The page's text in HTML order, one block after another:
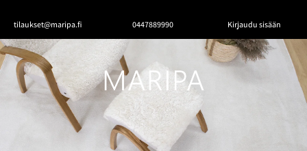
tilaukset@maripa.fi 0447889990 Kirjaudu sisään